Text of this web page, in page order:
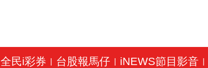
全民i彩券 台股報馬仔| iNEWS節目影音